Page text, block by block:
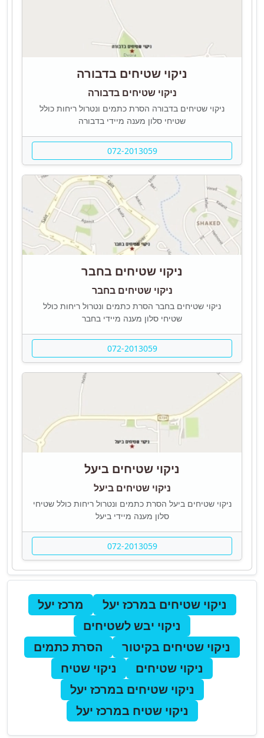
ניקוי שטיחים בדבורה
ניקוי שטיחים בדבורה
ניקוי שטיחים בדבורה הסרת כתמים ונטרול ריחות כולל
שטיחי סלון מענה מיידי בדבורה
072-2013059
ניקוי שטיחים בחבר
ניקוי שטיחים בחבר
ניקוי שטיחים בחבר הסרת כתמים ונטרול ריחות כולל
שטיחי סלון מענה מיידי בחבר
072-2013059
ניקוי שטיחים ביעל
ניקוי שטיחים ביעל
ניקוי שטיחים ביעל הסרת כתמים ונטרול ריחות כולל שטיחי
סלון מענה מיידי ביעל
072-2013059
ניקוי שטיחים במרכז יעל
מרכז יעל
ניקוי יבש לשטיחים
ניקוי שטיחים בקיטור
הסרת כתמים
ניקוי שטיחים
ניקוי שטיח
ניקוי שטיחים במרכז יעל
ניקוי שטיח במרכז יעל